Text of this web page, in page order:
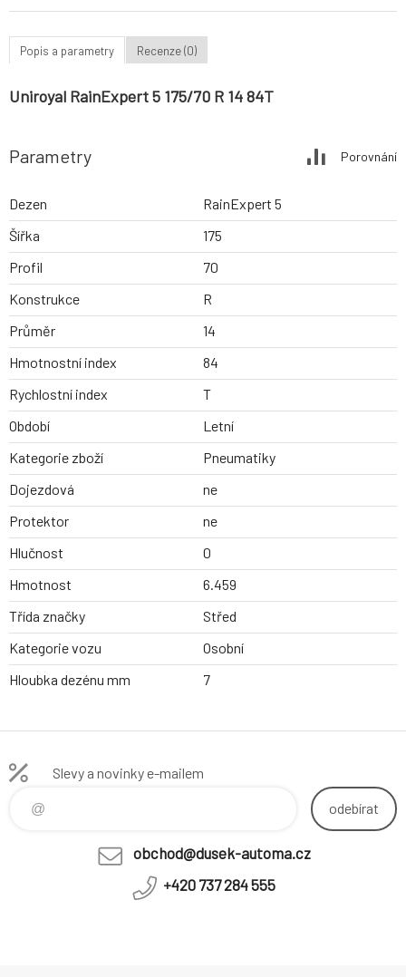
Popis a parametry Recenze (0)
Uniroyal RainExpert 5 175/70 R 14 84T
Parametry Porovnání
Dezen
RainExpert 5
Šířka
175
Profil
70
Konstrukce
R
Průměr
14
Hmotnostní index
84
Rychlostní index
T
Období
Letní
Kategorie zboží
Pneumatiky
Dojezdová
ne
Protektor
ne
Hlučnost
0
Hmotnost
6.459
Třída značky
Střed
Kategorie vozu
Osobní
Hloubka dezénu mm
7
Slevy a novinky e-mailem
odebírat
obchod@dusek-automa.cz
+420 737 284 555